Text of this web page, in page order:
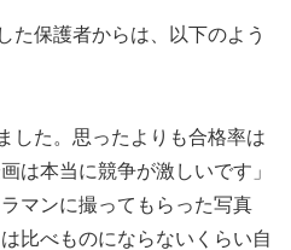
た保護者からは、以下のよう
した。思ったよりも合格率は
は本当に競争が激しいです」
マンに撮ってもらった写真
比べものにならないくらい自